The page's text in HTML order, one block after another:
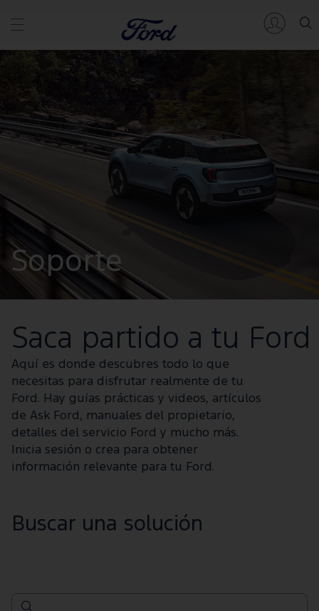
Soporte
Saca partido a tu Ford
Aquí es donde descubres todo lo que
necesitas para disfrutar realmente de tu
Ford. Hay guías prácticas y videos, artículos
de Ask Ford, manuales del propietario,
detalles del servicio Ford y mucho más.
Inicia sesión o crea para obtener
información relevante para tu Ford.
Buscar una solución